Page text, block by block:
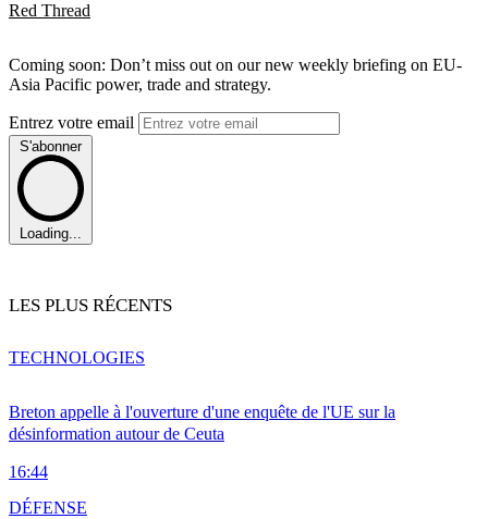
Red Thread
Coming soon: Don’t miss out on our new weekly briefing on EU-
Asia Pacific power, trade and strategy.
Entrez votre email
S'abonner
Loading...
LES PLUS RÉCENTS
Breton appelle à l'ouverture d'une enquête de l'UE sur la
désinformation autour de Ceuta
16:44
TECHNOLOGIES
DÉFENSE